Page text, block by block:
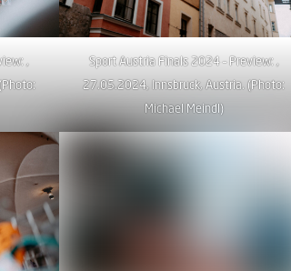
,
Sport Austria Finals 2024 – Preview: ,
27.05.2024, Innsbruck, Austria. (Photo:
Michael Meindl)